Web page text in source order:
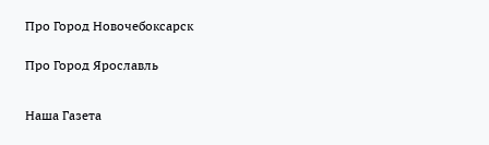
Про Город Новочебоксарск
Про Город Ярославль
Наша Газета